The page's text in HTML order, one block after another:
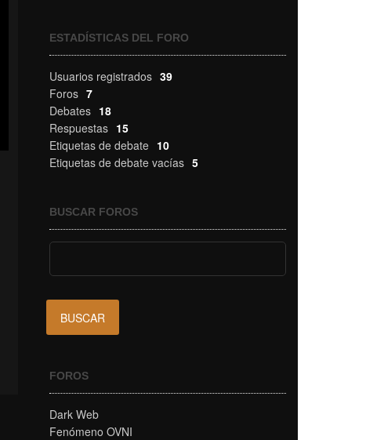
ESTADÍSTICAS DEL FORO
Usuarios registrados 39
Foros 7
Debates 18
Respuestas 15
Etiquetas de debate 10
Etiquetas de debate vacías 5
BUSCAR FOROS
FOROS
Dark Web
Fenómeno OVNI